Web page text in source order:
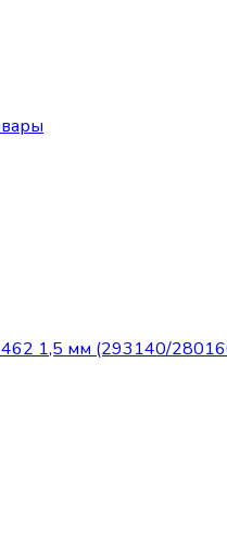
1,5 мм (293140/